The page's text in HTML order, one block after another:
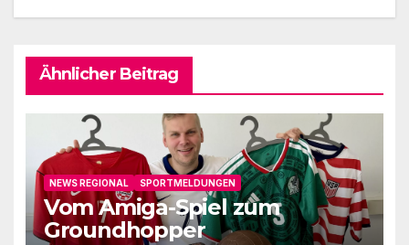
Ähnlicher Beitrag
NEWS REGIONAL SPORTMELDUNGEN
Vom Amiga-Spiel zum
Groundhopper